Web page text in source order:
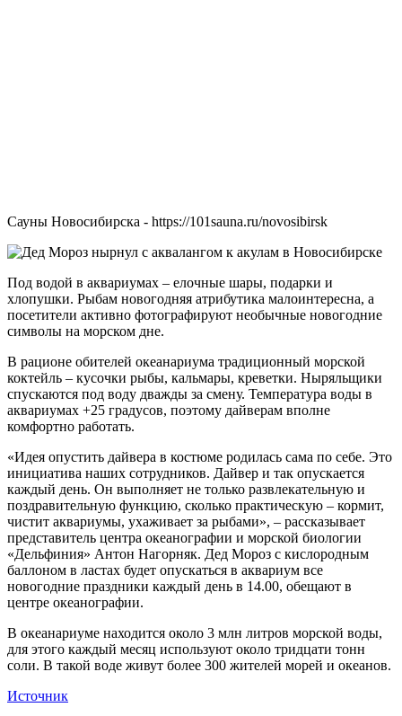
Сауны Новосибирска - https://101sauna.ru/novosibirsk
Под водой в аквариумах – елочные шары, подарки и
хлопушки. Рыбам новогодняя атрибутика малоинтересна, а
посетители активно фотографируют необычные новогодние
символы на морском дне.
В рационе обителей океанариума традиционный морской
коктейль – кусочки рыбы, кальмары, креветки. Ныряльщики
спускаются под воду дважды за смену. Температура воды в
аквариумах +25 градусов, поэтому дайверам вполне
комфортно работать.
«Идея опустить дайвера в костюме родилась сама по себе. Это
инициатива наших сотрудников. Дайвер и так опускается
каждый день. Он выполняет не только развлекательную и
поздравительную функцию, сколько практическую – кормит,
чистит аквариумы, ухаживает за рыбами», – рассказывает
представитель центра океанографии и морской биологии
«Дельфиния» Антон Нагорняк. Дед Мороз с кислородным
баллоном в ластах будет опускаться в аквариум все
новогодние праздники каждый день в 14.00, обещают в
центре океанографии.
В океанариуме находится около 3 млн литров морской воды,
для этого каждый месяц используют около тридцати тонн
соли. В такой воде живут более 300 жителей морей и океанов.
Источник